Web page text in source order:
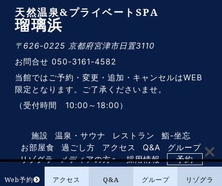
Web予約 アクセス Q&A グループ リゾグラ
天然温泉&プライベートSPA
瑠璃浜
〒626-0225 京都府宮津市日置3110
お問合せ 050-3161-4582
当館ではご予約・変更・追加・キャンセルはWEB
限定となります。ご了承くださいませ。
（受付時間 10:00～18:00）
施設 温泉・サウナ レストラン
鮨-坐忘
お部屋食
過ごし方 アクセス Q&A
グループ
リゾグラ
メディアの方へ 採用情報 予約
© 2018-2026 MARINETOPIA RESORT